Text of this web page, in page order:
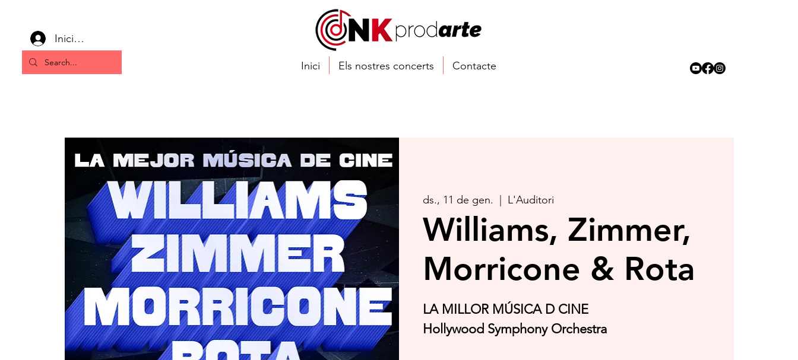
Inicia la sessió
Inici Els nostres concerts Contacte
ds., 11 de gen. L'Auditori
Williams, Zimmer,
Morricone & Rota
LA MILLOR MÚSICA D CINE
Hollywood Symphony Orchestra